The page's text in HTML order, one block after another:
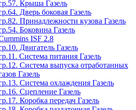
Крыша Газель
Дверь боковая Газель
Принадлежности кузова Газель
Боковина Газель
ISF 2.8
Двигатель Газель
Система питания Газель
Система выпуска отработанных
Газель
Система охлаждения Газель
Сцепление Газель
Коробка передач Газель